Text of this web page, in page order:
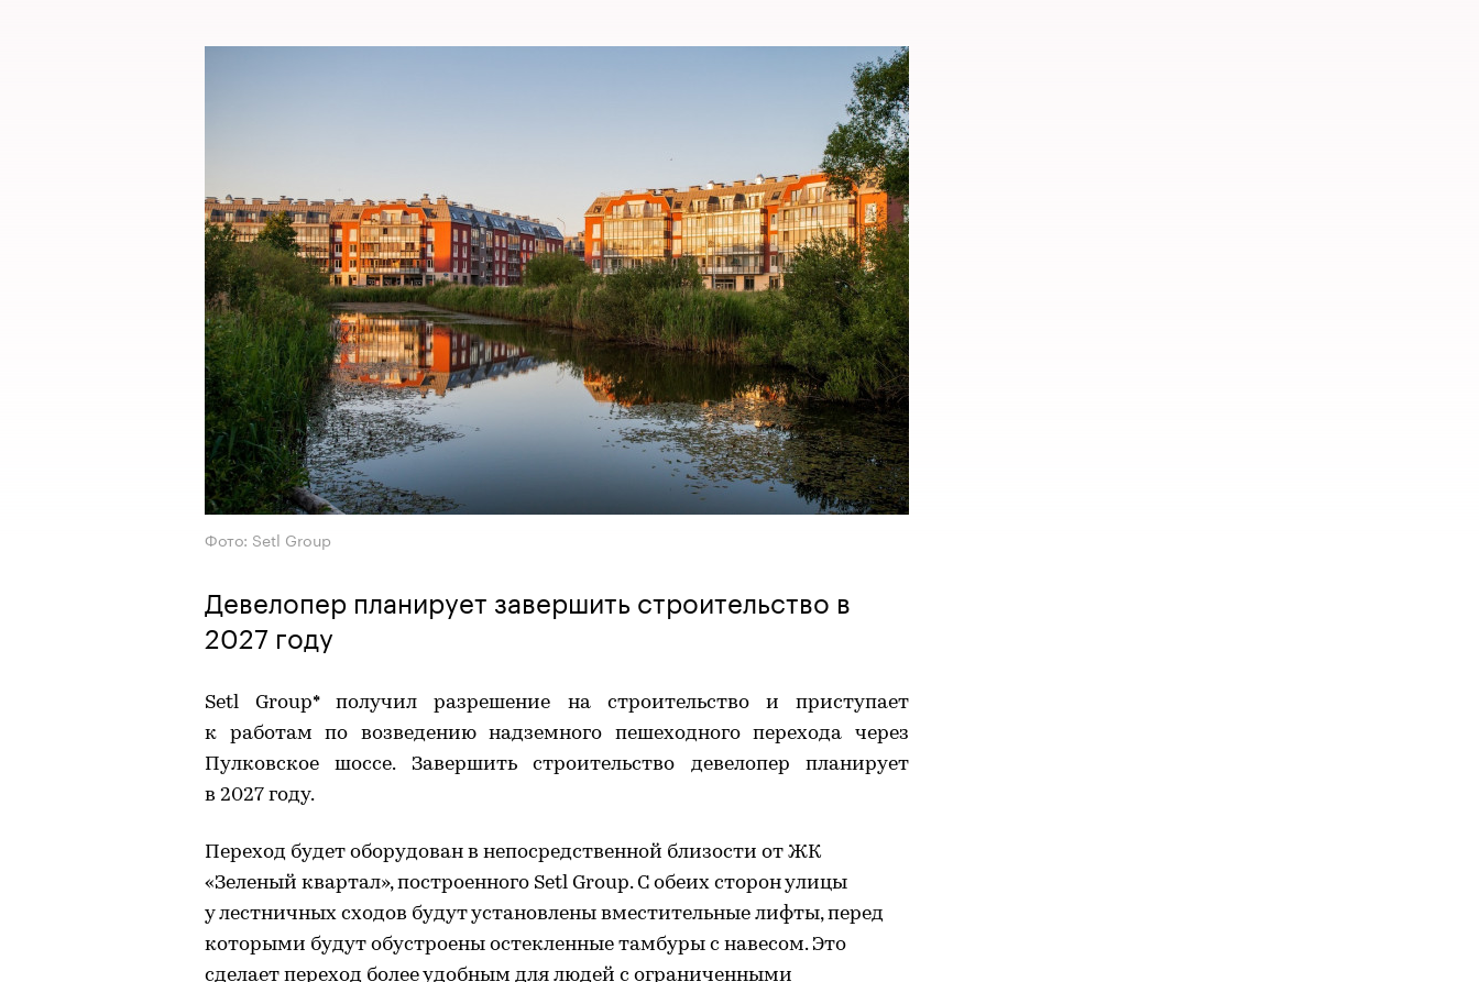
Фото: Setl Group
Девелопер планирует завершить строительство в
2027 году
Setl Group* получил разрешение на строительство и приступает
к работам по возведению надземного пешеходного перехода через
Пулковское шоссе. Завершить строительство девелопер планирует
в 2027 году.
Переход будет оборудован в непосредственной близости от ЖК
«Зеленый квартал», построенного Setl Group. С обеих сторон улицы
у лестничных сходов будут установлены вместительные лифты, перед
которыми будут обустроены остекленные тамбуры с навесом. Это
сделает переход более удобным для людей с ограниченными